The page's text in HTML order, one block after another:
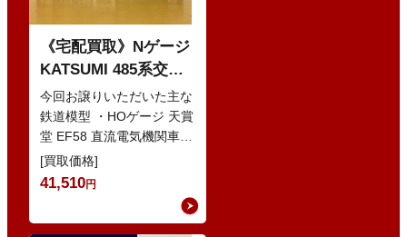
《宅配買取》Nゲージ
KATSUMI 485系交直
流特急型電車 などの
鉄道模型
今回お譲りいただいた主な
鉄道模型 ・HOゲージ 天賞
堂 EF58 直流電気機関車
・Nゲージ KATO 10-386
285系0番…
[買取価格]
41,510円